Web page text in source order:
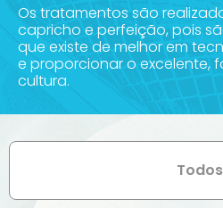
Os tratamentos são
capricho e perfeição, pois
que existe de melhor em
e proporcionar o excelente,
cultura.
Todos